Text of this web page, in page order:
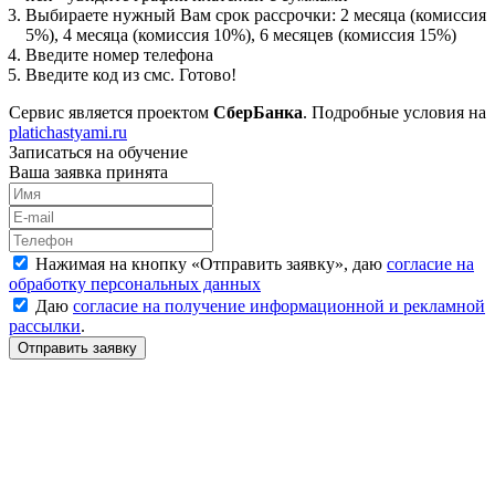
Выбираете нужный Вам срок рассрочки: 2 месяца (комиссия
5%), 4 месяца (комиссия 10%), 6 месяцев (комиссия 15%)
Введите номер телефона
Введите код из смс. Готово!
Сервис является проектом СберБанка. Подробные условия на
platichastyami.ru
Записаться на обучение
Ваша заявка принята
Нажимая на кнопку «Отправить заявку», даю согласие на
обработку персональных данных
Даю согласие на получение информационной и рекламной
рассылки.